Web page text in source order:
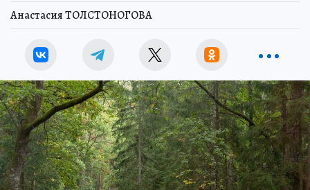
Анастасия ТОЛСТОНОГОВА